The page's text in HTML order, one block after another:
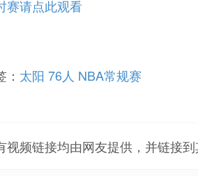
赛请点此观看
太阳 76人 NBA常规赛
视频链接均由网友提供，并链接到